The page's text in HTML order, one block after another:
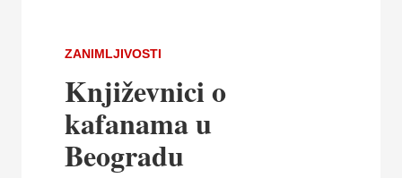
ZANIMLJIVOSTI
Književnici o
kafanama u
Beogradu